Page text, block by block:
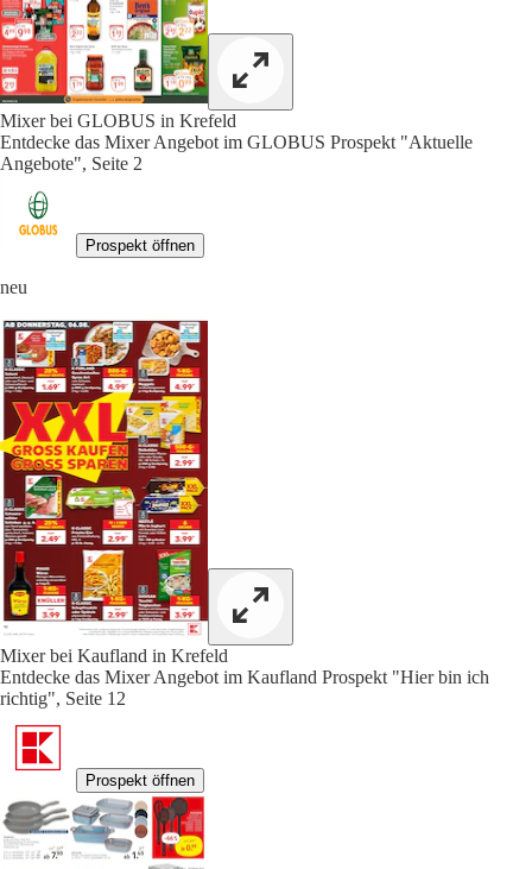
Mixer bei GLOBUS in Krefeld
Entdecke das Mixer Angebot im GLOBUS Prospekt "Aktuelle
Angebote", Seite 2
Prospekt öffnen
neu
Mixer bei Kaufland in Krefeld
Entdecke das Mixer Angebot im Kaufland Prospekt "Hier bin ich
richtig", Seite 12
Prospekt öffnen